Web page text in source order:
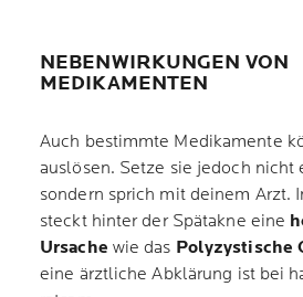
NEBENWIRKUNGEN VON
MEDIKAMENTEN
Auch bestimmte Medikamente
auslösen. Setze sie jedoch nicht
sondern sprich mit deinem Arzt.
steckt hinter der Spätakne eine
Ursache wie das Polyzystische
eine ärztliche Abklärung ist bei